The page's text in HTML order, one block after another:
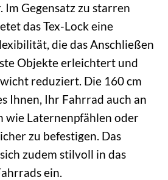
Im Gegensatz zu starren
das Tex-Lock eine
die das Anschließen
Objekte erleichtert und
reduziert. Die 160 cm
Ihnen, Ihr Fahrrad auch an
wie Laternenpfählen oder
zu befestigen. Das
zudem stilvoll in das
ein.